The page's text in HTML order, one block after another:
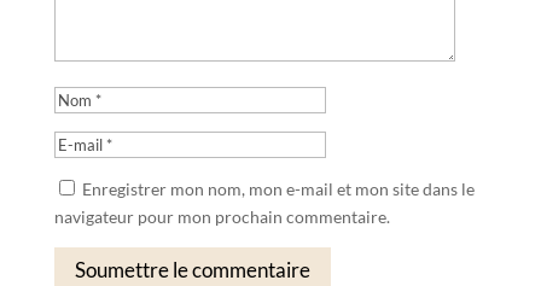
Enregistrer mon nom, mon e-mail et mon site dans le
navigateur pour mon prochain commentaire.
Soumettre le commentaire